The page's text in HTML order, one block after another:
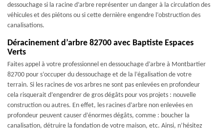
dessouchage si la racine d’arbre représenter un danger à la circulation des
véhicules et des piétons ou si cette dernière engendre l’obstruction des
canalisations.
Déracinement d’arbre 82700 avec Baptiste Espaces
Verts
Faites appel à votre professionnel en dessouchage d’arbre à Montbartier
82700 pour s’occuper du dessouchage et de la l’égalisation de votre
terrain. Si les racines de vos arbres ne sont pas enlevées en profondeur
cela risquerait d’engendrer de gros dégâts pour vos projets : nouvelle
construction ou autres. En effet, les racines d’arbre non enlevées en
profondeur peuvent causer d’énormes dégâts, comme : boucher la
canalisation, détruire la fondation de votre maison, etc. Ainsi, n’hésitez